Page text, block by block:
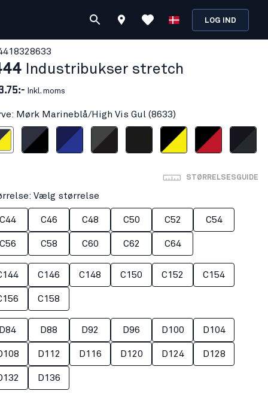
LOG IND
8633
Industribukser stretch
Inkl. moms
Mørk Marineblå/High Vis Gul (8633)
High Vis Gul
Marineblå/Sort
Marineblå/Koboltblå
Mellemgrå/Sort Sort/High Vis GulSort/Rød
STØRRELSESGUIDE
Vælg størrelse
C44 C46 C48 C50 C52 C54
C56 C58 C60 C62 C64
C146 C148 C150 C152 C154
C158
D84 D88 D92 D96 D100 D104
D112 D116 D120 D124 D128
D136